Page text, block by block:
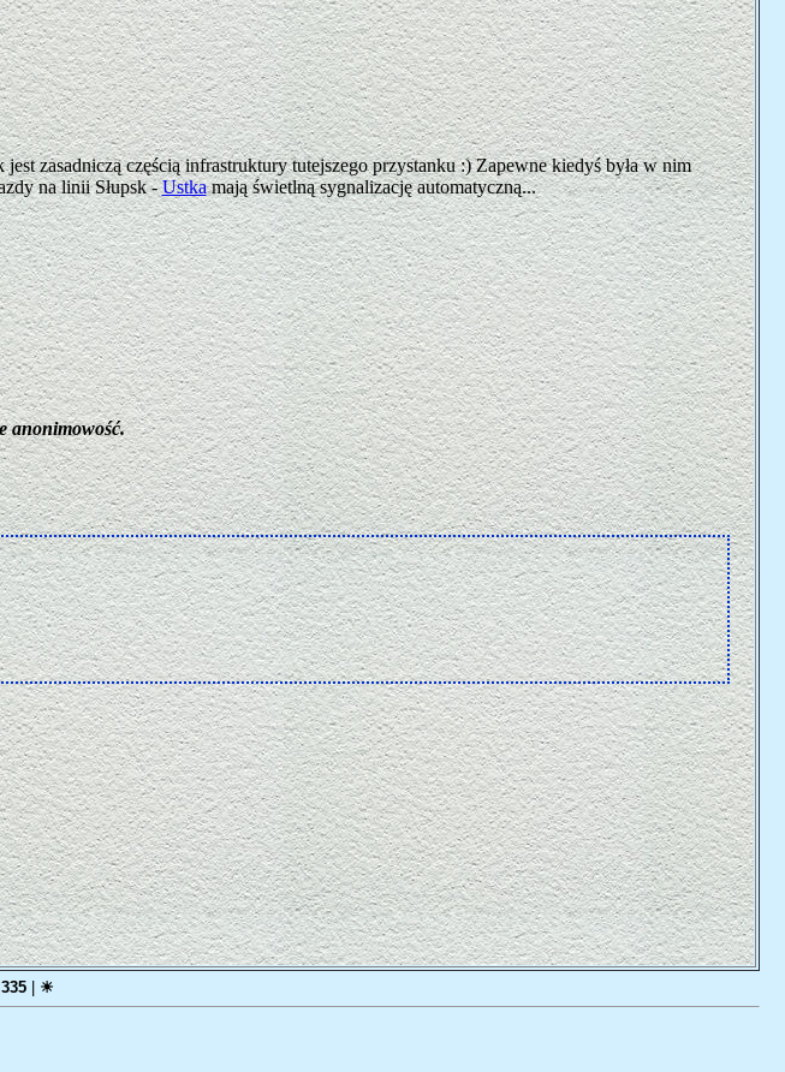
zasadniczą częścią infrastruktury tutejszego przystanku :) Zapewne kiedyś była w nim
na linii Słupsk -Ustkamają świetlną sygnalizację automatyczną...
anonimowość.
335| ☀